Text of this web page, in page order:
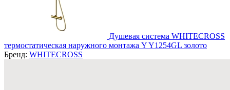
Душевая система WHITECROSS
термостатическая наружного монтажа Y Y1254GL золото
Бренд: WHITECROSS